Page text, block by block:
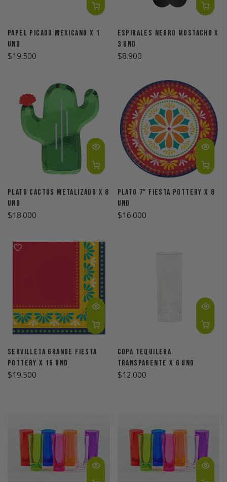
Papel Picado Mexicano X 1
Und
$19.500
Espirales Negro Mostacho X
3 Und
$8.900
Plato Cactus Metalizado X 8
Und
$18.000
Plato 7" Fiesta Pottery X 8
Und
$16.000
Servilleta Grande Fiesta
Pottery X 16 Und
$19.500
Copa Tequilera
Transparente X 6 Und
$12.000